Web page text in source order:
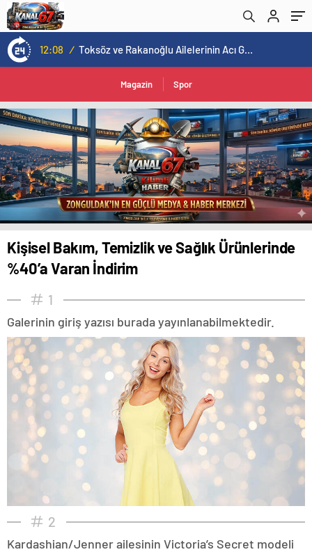
12:08 / Toksöz ve Rakanoğlu Ailelerinin Acı Günü
Magazin Spor
Kişisel Bakım, Temizlik ve Sağlık Ürünlerinde
%40’a Varan İndirim
1
Galerinin giriş yazısı burada yayınlanabilmektedir.
2
Kardashian/Jenner ailesinin Victoria’s Secret modeli